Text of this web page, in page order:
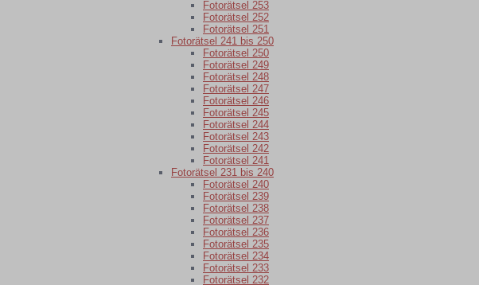
Fotorätsel 253
Fotorätsel 252
Fotorätsel 251
Fotorätsel 241 bis 250
Fotorätsel 250
Fotorätsel 249
Fotorätsel 248
Fotorätsel 247
Fotorätsel 246
Fotorätsel 245
Fotorätsel 244
Fotorätsel 243
Fotorätsel 242
Fotorätsel 241
Fotorätsel 231 bis 240
Fotorätsel 240
Fotorätsel 239
Fotorätsel 238
Fotorätsel 237
Fotorätsel 236
Fotorätsel 235
Fotorätsel 234
Fotorätsel 233
Fotorätsel 232